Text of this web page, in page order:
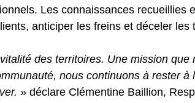
Les connaissances recueillies
anticiper les freins et déceler les
des territoires. Une mission
nous continuons à rester à
» déclare Clémentine Baillion,